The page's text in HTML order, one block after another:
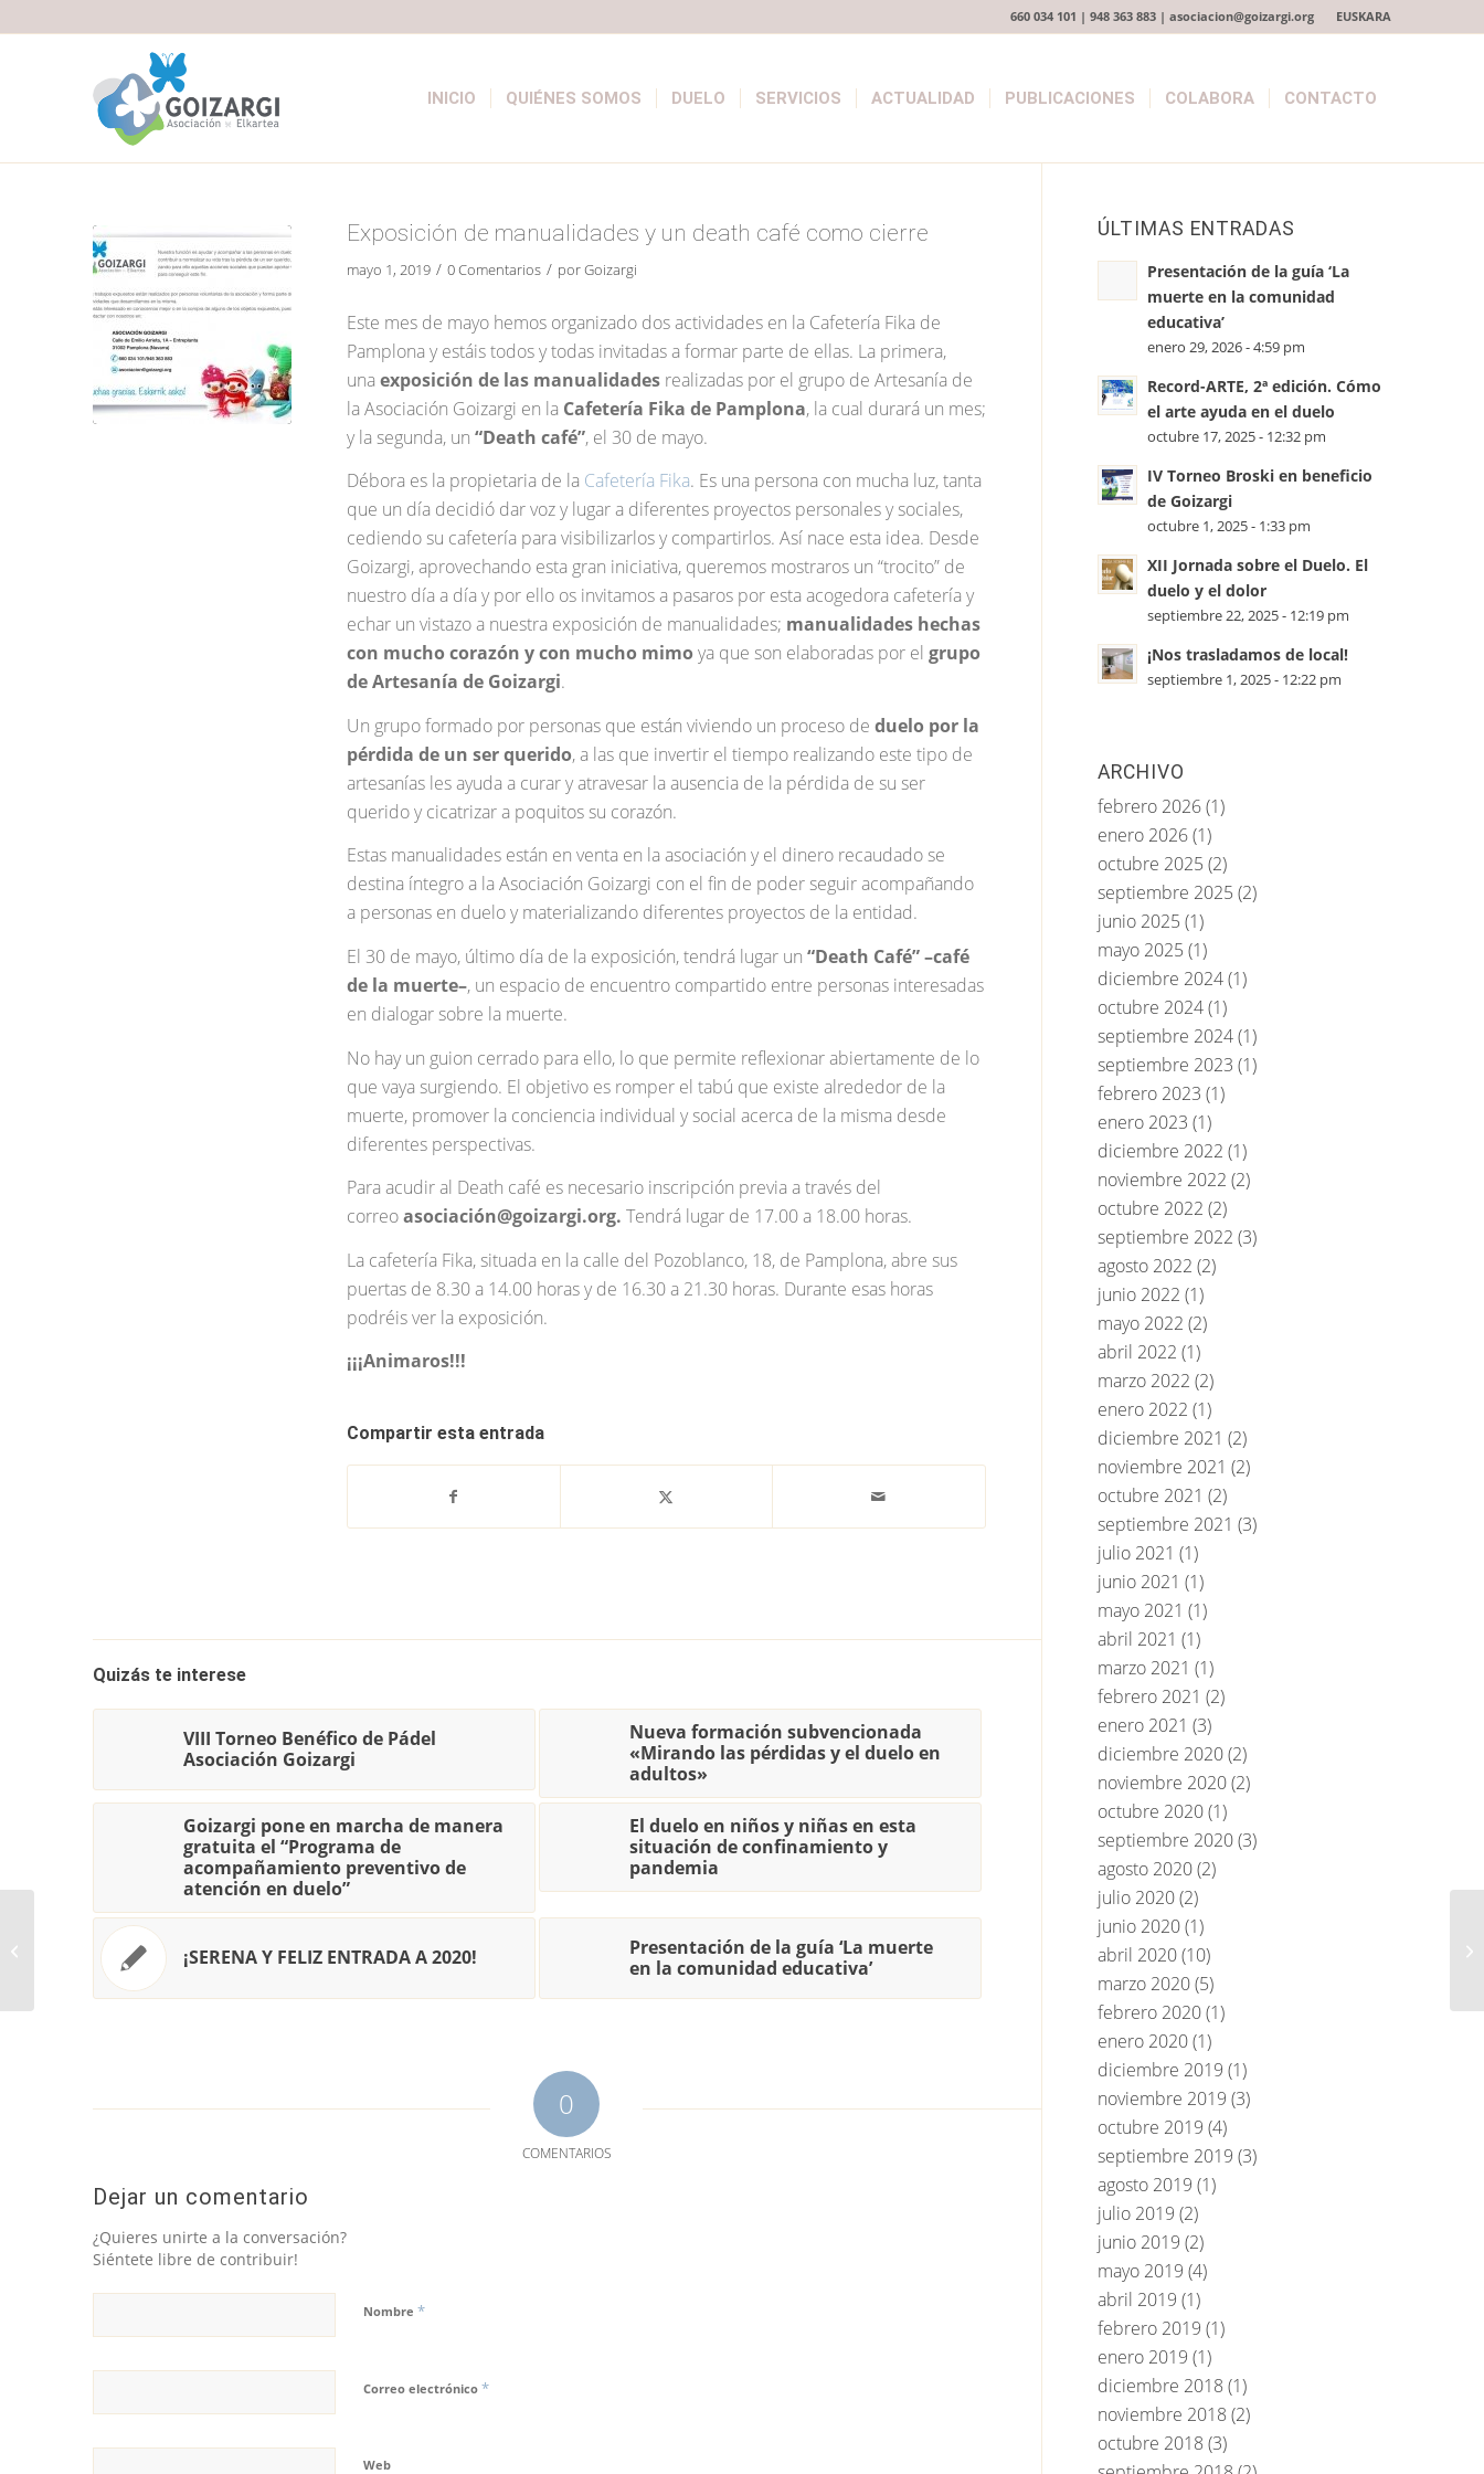
EUSKARA
660 034 101 | 948 363 883 | asociacion@goizargi.org
INICIO QUIÉNES SOMOS DUELO SERVICIOS ACTUALIDAD PUBLICACIONES COLABORA CONTACTO
Exposición de manualidades y un death café como cierre
mayo 1, 2019 / 0 Comentarios / porGoizargi
Este mes de mayo hemos organizado dos actividades en la Cafetería Fika de
Pamplona y estáis todos y todas invitadas a formar parte de ellas. La primera,
una exposición de las manualidadesrealizadas por el grupo de Artesanía de
la Asociación Goizargi en la Cafetería Fika de Pamplona, la cual durará un mes;
y la segunda, un “Death café”, el 30 de mayo.
Débora es la propietaria de la Cafetería Fika. Es una persona con mucha luz, tanta
que un día decidió dar voz y lugar a diferentes proyectos personales y sociales,
cediendo su cafetería para visibilizarlos y compartirlos. Así nace esta idea. Desde
Goizargi, aprovechando esta gran iniciativa, queremos mostraros un “trocito” de
nuestro día a día y por ello os invitamos a pasaros por esta acogedora cafetería y
echar un vistazo a nuestra exposición de manualidades; manualidades hechas
con mucho corazón y con mucho mimoya que son elaboradas por el grupo
de Artesanía de Goizargi.
Un grupo formado por personas que están viviendo un proceso de duelo por la
pérdida de un ser querido, a las que invertir el tiempo realizando este tipo de
artesanías les ayuda a curar y atravesar la ausencia de la pérdida de su ser
querido y cicatrizar a poquitos su corazón.
Estas manualidades están en venta en la asociación y el dinero recaudado se
destina íntegro a la Asociación Goizargi con el fin de poder seguir acompañando
a personas en duelo y materializando diferentes proyectos de la entidad.
El 30 de mayo, último día de la exposición, tendrá lugar un “Death Café” –café
de la muerte–, un espacio de encuentro compartido entre personas interesadas
en dialogar sobre la muerte.
No hay un guion cerrado para ello, lo que permite reflexionar abiertamente de lo
que vaya surgiendo. El objetivo es romper el tabú que existe alrededor de la
muerte, promover la conciencia individual y social acerca de la misma desde
diferentes perspectivas.
Para acudir al Death café es necesario inscripción previa a través del
correoasociación@goizargi.org. Tendrá lugar de 17.00 a 18.00 horas.
La cafetería Fika, situada en la calle del Pozoblanco, 18, de Pamplona, abre sus
puertas de 8.30 a 14.00 horas y de 16.30 a 21.30 horas. Durante esas horas
podréis ver la exposición.
¡¡¡Animaros!!!
Compartir esta entrada
Quizás te interese
VIII Torneo Benéfico de Pádel
Asociación Goizargi
Nueva formación subvencionada
«Mirando las pérdidas y el duelo en
adultos»
Goizargi pone en marcha de manera
gratuita el “Programa de
acompañamiento preventivo de
atención en duelo”
El duelo en niños y niñas en esta
situación de confinamiento y
pandemia
¡SERENA Y FELIZ ENTRADA A 2020!
Presentación de la guía ‘La muerte
en la comunidad educativa’
0
COMENTARIOS
Dejar un comentario
¿Quieres unirte a la conversación?
Siéntete libre de contribuir!
Nombre *
Correo electrónico *
Web
ÚLTIMAS ENTRADAS
Presentación de la guía ‘La
muerte en la comunidad
educativa’
enero 29, 2026 - 4:59 pm
Record-ARTE, 2ª edición. Cómo
el arte ayuda en el duelo
octubre 17, 2025 - 12:32 pm
IV Torneo Broski en beneficio
de Goizargi
octubre 1, 2025 - 1:33 pm
XII Jornada sobre el Duelo. El
duelo y el dolor
septiembre 22, 2025 - 12:19 pm
¡Nos trasladamos de local!
septiembre 1, 2025 - 12:22 pm
ARCHIVO
febrero 2026(1)
enero 2026(1)
octubre 2025 (2)
septiembre 2025 (2)
junio 2025 (1)
mayo 2025 (1)
diciembre 2024(1)
octubre 2024(1)
septiembre 2024(1)
septiembre 2023 (1)
febrero 2023 (1)
enero 2023 (1)
diciembre 2022 (1)
noviembre 2022 (2)
octubre 2022 (2)
septiembre 2022 (3)
agosto 2022 (2)
junio 2022 (1)
mayo 2022 (2)
abril 2022 (1)
marzo 2022 (2)
enero 2022 (1)
diciembre 2021 (2)
noviembre 2021 (2)
octubre 2021 (2)
septiembre 2021 (3)
julio 2021 (1)
junio 2021 (1)
mayo 2021 (1)
abril 2021 (1)
marzo 2021 (1)
febrero 2021 (2)
enero 2021 (3)
diciembre 2020(2)
noviembre 2020(2)
octubre 2020(1)
septiembre 2020(3)
agosto 2020(2)
julio 2020(2)
junio 2020(1)
abril 2020(10)
marzo 2020(5)
febrero 2020(1)
enero 2020(1)
diciembre 2019 (1)
noviembre 2019 (3)
octubre 2019 (4)
septiembre 2019 (3)
agosto 2019 (1)
julio 2019 (2)
junio 2019 (2)
mayo 2019 (4)
abril 2019 (1)
febrero 2019 (1)
enero 2019 (1)
diciembre 2018 (1)
noviembre 2018 (2)
octubre 2018 (3)
Yogaterapia, nueva
actividad para afrontar
el dolor del duelo